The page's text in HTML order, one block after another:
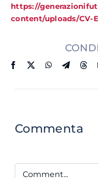
https://
content/uploads/CV-
Commenta
Comment